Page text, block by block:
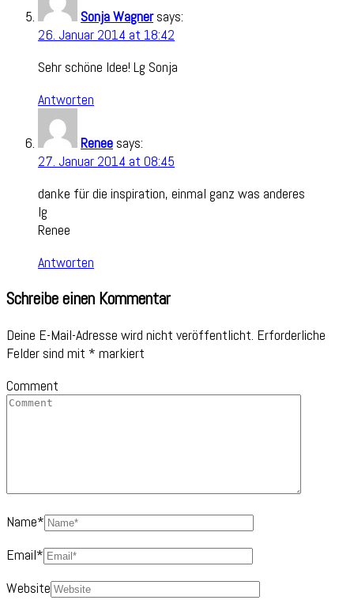
Sonja Wagner says:
26. Januar 2014 at 18:42
Sehr schöne Idee! Lg Sonja
Antworten
Renee says:
27. Januar 2014 at 08:45
danke für die inspiration, einmal ganz was anderes
lg
Renee
Antworten
Schreibe einen Kommentar
Deine E-Mail-Adresse wird nicht veröffentlicht. Erforderliche
Felder sind mit * markiert
Comment
Name*
Email*
Website